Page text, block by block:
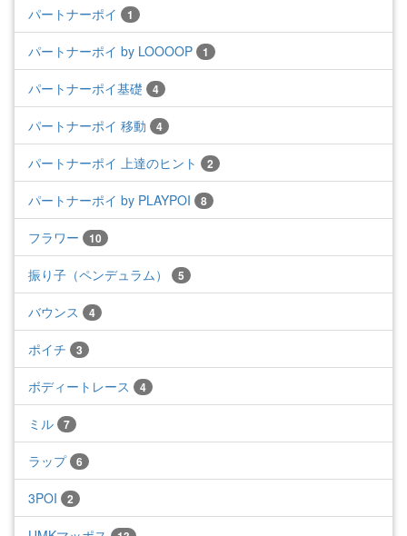
パートナーポイ 1
パートナーポイ by LOOOOP 1
パートナーポイ基礎 4
パートナーポイ 移動 4
パートナーポイ 上達のヒント 2
パートナーポイ by PLAYPOI 8
フラワー 10
振り子（ペンデュラム） 5
バウンス 4
ポイチ 3
ボディートレース 4
ミル 7
ラップ 6
3POI 2